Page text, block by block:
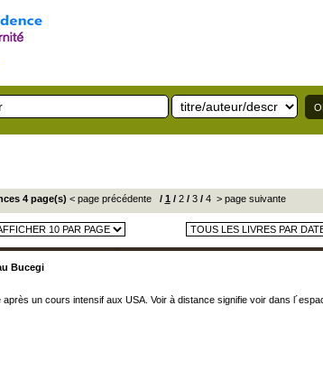
4 page(s) < page précédente/ 1 /2/3/4 > page suivante
Bucegi
un cours intensif aux USA. Voir à distance signifie voir dans